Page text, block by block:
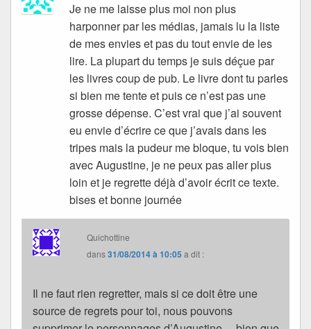
Je ne me laisse plus moi non plus
harponner par les médias, jamais lu la liste
de mes envies et pas du tout envie de les
lire. La plupart du temps je suis déçue par
les livres coup de pub. Le livre dont tu parles
si bien me tente et puis ce n’est pas une
grosse dépense. C’est vrai que j’ai souvent
eu envie d’écrire ce que j’avais dans les
tripes mais la pudeur me bloque, tu vois bien
avec Augustine, je ne peux pas aller plus
loin et je regrette déjà d’avoir écrit ce texte.
bises et bonne journée
Quichottine
dans31/08/2014 à 10:05 a dit :
Il ne faut rien regretter, mais si ce doit être une
source de regrets pour toi, nous pouvons